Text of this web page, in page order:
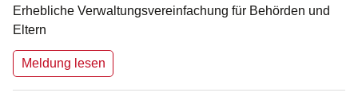
Erhebliche Verwaltungsvereinfachung für Behörden und
Eltern
Meldung lesen